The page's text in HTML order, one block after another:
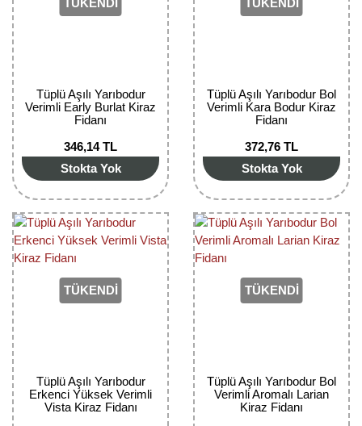
TÜKENDİ
Tüplü Aşılı Yarıbodur
Verimli Early Burlat Kiraz
Fidanı
346,14 TL
Stokta Yok
TÜKENDİ
Tüplü Aşılı Yarıbodur Bol
Verimli Kara Bodur Kiraz
Fidanı
372,76 TL
Stokta Yok
TÜKENDİ
Tüplü Aşılı Yarıbodur
Erkenci Yüksek Verimli
Vista Kiraz Fidanı
TÜKENDİ
Tüplü Aşılı Yarıbodur Bol
Verimli Aromalı Larian
Kiraz Fidanı